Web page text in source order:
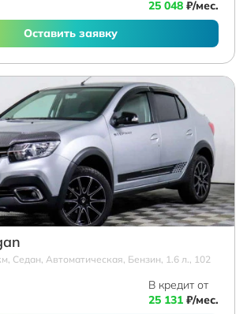
25 048 ₽/мес.
Оставить заявку
Седан, Автоматическая, Бензин, 1.6 л., 102
В кредит от
25 131 ₽/мес.